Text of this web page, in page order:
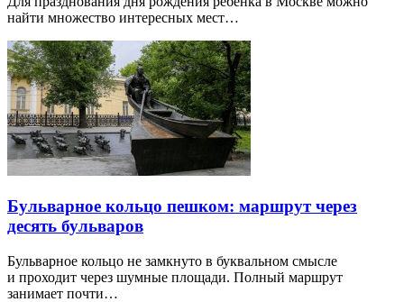
найти множество интересных мест…
Бульварное кольцо пешком: маршрут через
десять бульваров
Бульварное кольцо не замкнуто в буквальном смысле
и проходит через шумные площади. Полный маршрут
занимает почти…